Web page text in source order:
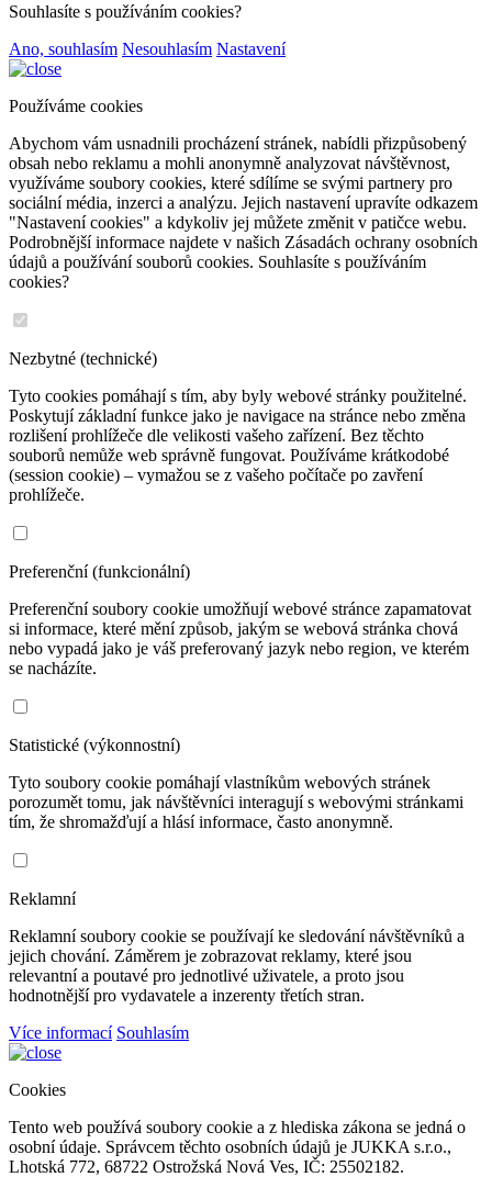
Souhlasíte s používáním cookies?
Ano, souhlasím Nesouhlasím Nastavení
Používáme cookies
Abychom vám usnadnili procházení stránek, nabídli přizpůsobený
obsah nebo reklamu a mohli anonymně analyzovat návštěvnost,
využíváme soubory cookies, které sdílíme se svými partnery pro
sociální média, inzerci a analýzu. Jejich nastavení upravíte odkazem
"Nastavení cookies" a kdykoliv jej můžete změnit v patičce webu.
Podrobnější informace najdete v našich Zásadách ochrany osobních
údajů a používání souborů cookies. Souhlasíte s používáním
cookies?
Nezbytné (technické)
Tyto cookies pomáhají s tím, aby byly webové stránky použitelné.
Poskytují základní funkce jako je navigace na stránce nebo změna
rozlišení prohlížeče dle velikosti vašeho zařízení. Bez těchto
souborů nemůže web správně fungovat. Používáme krátkodobé
(session cookie) – vymažou se z vašeho počítače po zavření
prohlížeče.
Preferenční (funkcionální)
Preferenční soubory cookie umožňují webové stránce zapamatovat
si informace, které mění způsob, jakým se webová stránka chová
nebo vypadá jako je váš preferovaný jazyk nebo region, ve kterém
se nacházíte.
Statistické (výkonnostní)
Tyto soubory cookie pomáhají vlastníkům webových stránek
porozumět tomu, jak návštěvníci interagují s webovými stránkami
tím, že shromažďují a hlásí informace, často anonymně.
Reklamní
Reklamní soubory cookie se používají ke sledování návštěvníků a
jejich chování. Záměrem je zobrazovat reklamy, které jsou
relevantní a poutavé pro jednotlivé uživatele, a proto jsou
hodnotnější pro vydavatele a inzerenty třetích stran.
Více informací Souhlasím
Cookies
Tento web používá soubory cookie a z hlediska zákona se jedná o
osobní údaje. Správcem těchto osobních údajů je JUKKA s.r.o.,
Lhotská 772, 68722 Ostrožská Nová Ves, IČ: 25502182.